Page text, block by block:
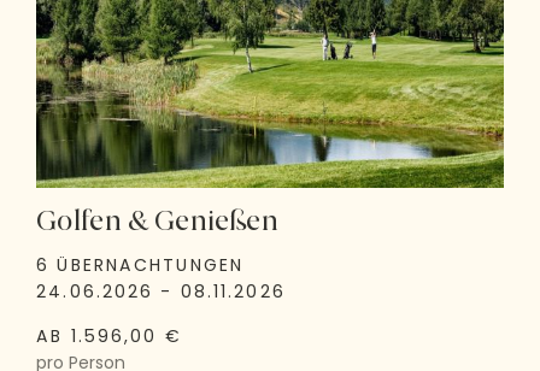
Golfen & Genießen
6 ÜBERNACHTUNGEN
24.06.2026 - 08.11.2026
AB 1.596,00 €
pro Person